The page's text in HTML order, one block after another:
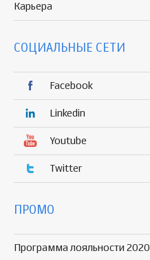
Карьера
СОЦИАЛЬНЫЕ СЕТИ
Facebook
Linkedin
Youtube
Twitter
ПРОМО
Программа лояльности 2020